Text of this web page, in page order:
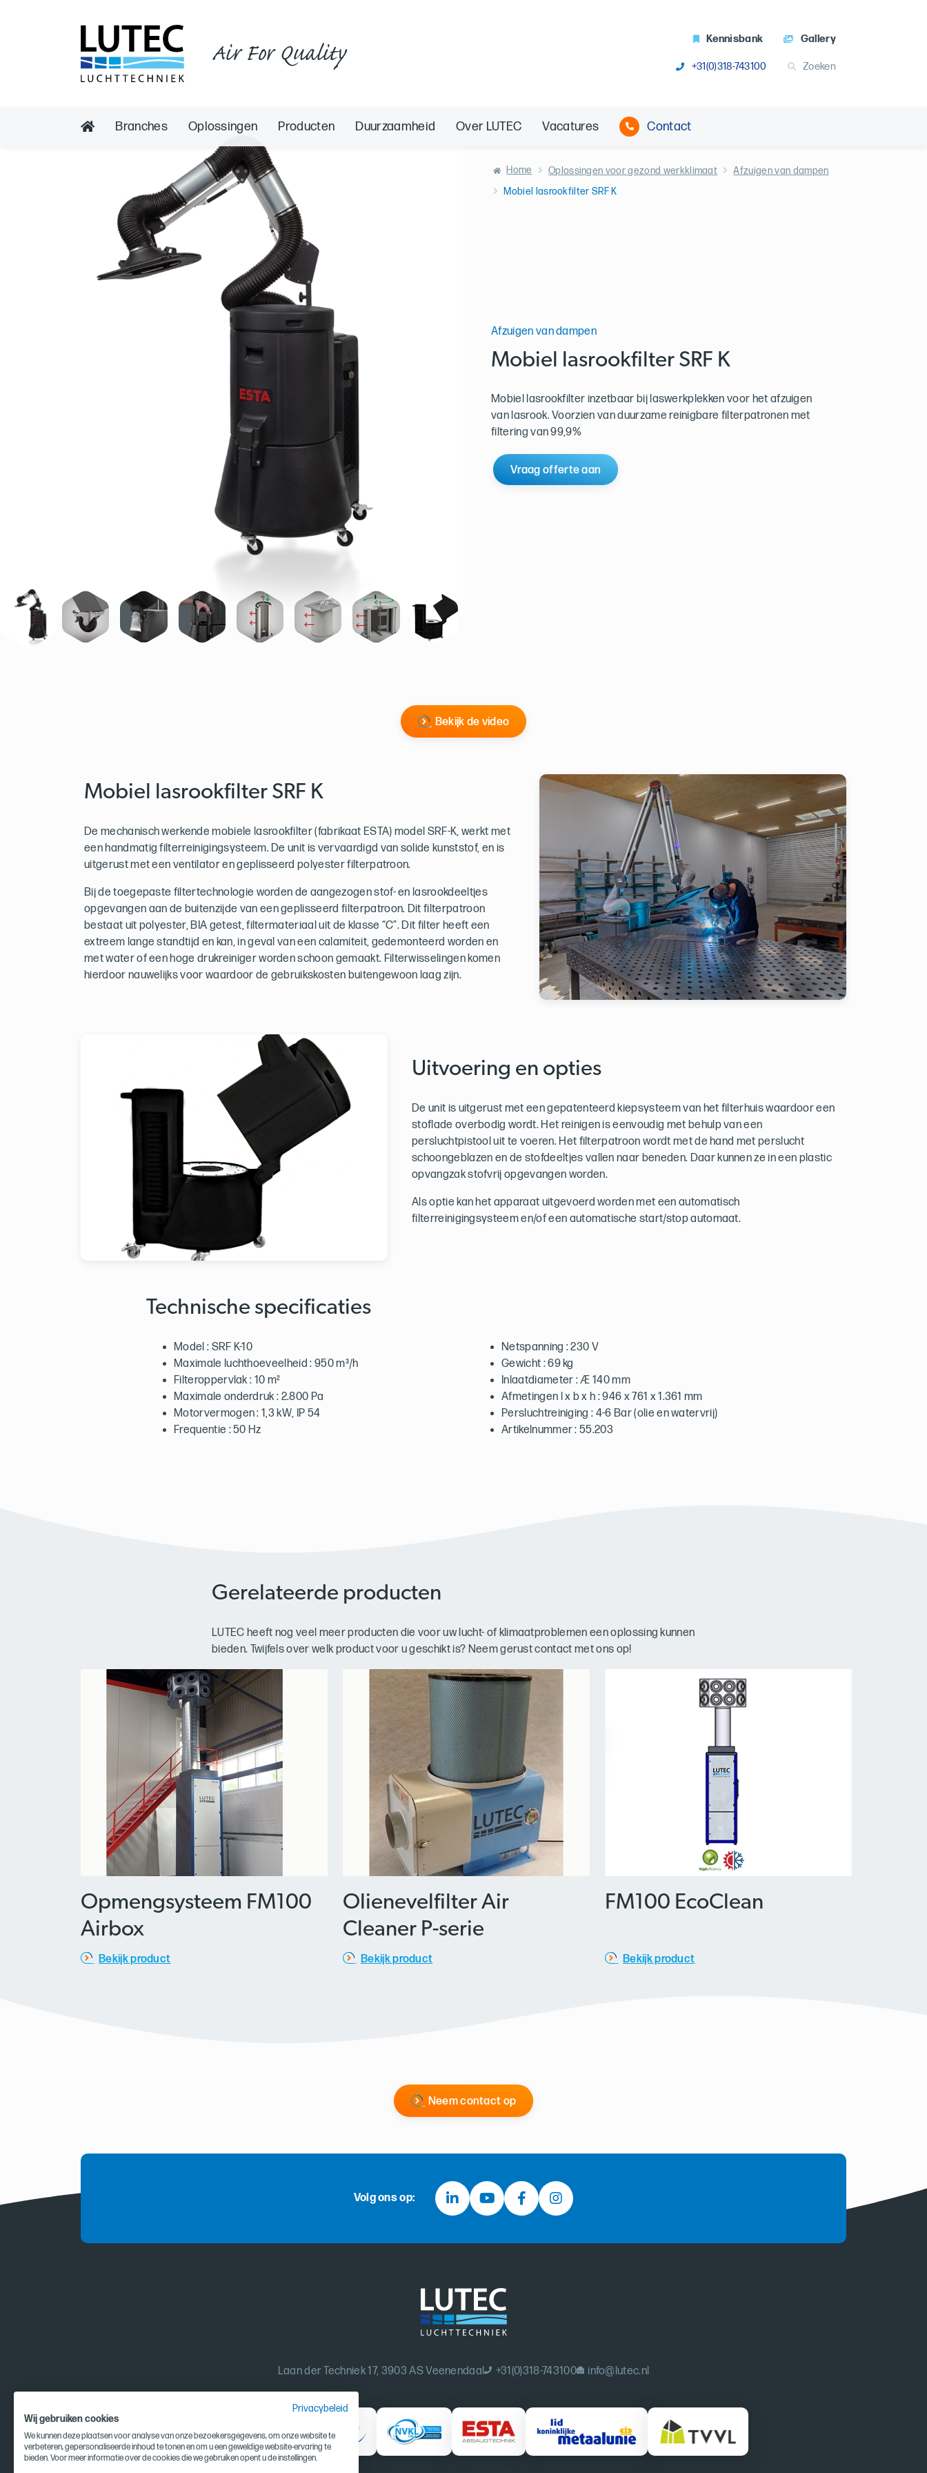
Air For Quality Kennisbank Gallery
+31(0)318-743100 Zoeken
Branches Oplossingen Producten Duurzaamheid Over LUTEC Vacatures Contact
Home Oplossingen voor gezond werkklimaat
Afzuigen van dampen
Mobiel lasrookfilter SRF K
Afzuigen van dampen
Mobiel lasrookfilter SRF K
Mobiel lasrookfilter inzetbaar bij laswerkplekken voor het afzuigen
van lasrook. Voorzien van duurzame reinigbare filterpatronen met
filtering van 99,9%
Vraag offerte aan
Bekijk de video
Mobiel lasrookfilter SRF K
De mechanisch werkende mobiele lasrookfilter (fabrikaat ESTA) model SRF-K, werkt met
een handmatig filterreinigingsysteem. De unit is vervaardigd van solide kunststof, en is
uitgerust met een ventilator en geplisseerd polyester filterpatroon.
Bij de toegepaste filtertechnologie worden de aangezogen stof- en lasrookdeeltjes
opgevangen aan de buitenzijde van een geplisseerd filterpatroon. Dit filterpatroon
bestaat uit polyester, BIA getest, filtermateriaal uit de klasse “C”. Dit filter heeft een
extreem lange standtijd en kan, in geval van een calamiteit, gedemonteerd worden en
met water of een hoge drukreiniger worden schoon gemaakt. Filterwisselingen komen
hierdoor nauwelijks voor waardoor de gebruikskosten buitengewoon laag zijn.
Uitvoering en opties
De unit is uitgerust met een gepatenteerd kiepsysteem van het filterhuis waardoor een
stoflade overbodig wordt. Het reinigen is eenvoudig met behulp van een
persluchtpistool uit te voeren. Het filterpatroon wordt met de hand met perslucht
schoongeblazen en de stofdeeltjes vallen naar beneden. Daar kunnen ze in een plastic
opvangzak stofvrij opgevangen worden.
Als optie kan het apparaat uitgevoerd worden met een automatisch
filterreinigingsysteem en/of een automatische start/stop automaat.
Technische specificaties
Model : SRF K-10
Maximale luchthoeveelheid : 950 m³/h
Filteroppervlak : 10 m²
Maximale onderdruk : 2.800 Pa
Motorvermogen : 1,3 kW, IP 54
Frequentie : 50 Hz
Netspanning : 230 V
Gewicht : 69 kg
Inlaatdiameter : Æ 140 mm
Afmetingen l x b x h : 946 x 761 x 1.361 mm
Persluchtreiniging : 4-6 Bar (olie en watervrij)
Artikelnummer : 55.203
Gerelateerde producten
LUTEC heeft nog veel meer producten die voor uw lucht- of klimaatproblemen een oplossing kunnen
bieden. Twijfels over welk product voor u geschikt is? Neem gerust contact met ons op!
Opmengsysteem FM100
Airbox
Bekijk product
Olienevelfilter Air
Cleaner P-serie
Bekijk product
FM100 EcoClean
Bekijk product
Neem contact op
Volg ons op:
Laan der Techniek 17, 3903 AS Veenendaal +31(0)318-743100 info@lutec.nl
Privacybeleid
Wij gebruiken cookies
We kunnen deze plaatsen voor analyse van onze bezoekersgegevens, om onze website te
verbeteren, gepersonaliseerde inhoud te tonen en om u een geweldige website-ervaring te
bieden. Voor meer informatie over de cookies die we gebruiken opent u de instellingen.